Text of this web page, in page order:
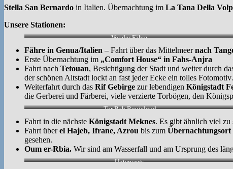
Stella San Bernardo in Italien. Übernachtung im La Tana Della
Unsere Stationen:
Vor der Fähre.
Fähre in Genua/Italien – Fahrt über das Mittelmeernach
Erste Übernachtung im „Comfort House“ in Fahs-Anjra
Fahrt nach Tetouan, Besichtigung der Stadt und weiter durch
der schönen Altstadt lockt an fast jeder Ecke ein tolles
Weiterfahrt durch das Rif Gebirge zur lebendigen Königstadt
die Gerberei und Färberei, viele verzierte Torbögen, den
Tor Bab Boujeloud
Fahrt in die nächste Königstadt Meknes. Es gibt ähnlich viel zu
Fahrt überel Hajeb, Ifrane, Azrou bis zum Übernachtungsort
gesehen.
Oum er-Rbia. Wir sind am Wasserfall und am Ursprung des
Unterwegs.